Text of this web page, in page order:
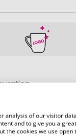
aus und passen
an.
legen Sie die
analysis of our visitor
and to give you a
the cookies we use open